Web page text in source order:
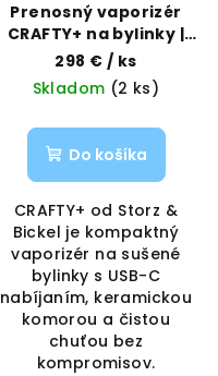
Prenosný vaporizér
CRAFTY+ na bylinky |
Storz & Bickel |
Vaporama
298 € / ks
Skladom (2 ks)
Do košíka
CRAFTY+ od Storz &
Bickel je kompaktný
vaporizér na sušené
bylinky s USB-C
nabíjaním, keramickou
komorou a čistou
chuťou bez
kompromisov.